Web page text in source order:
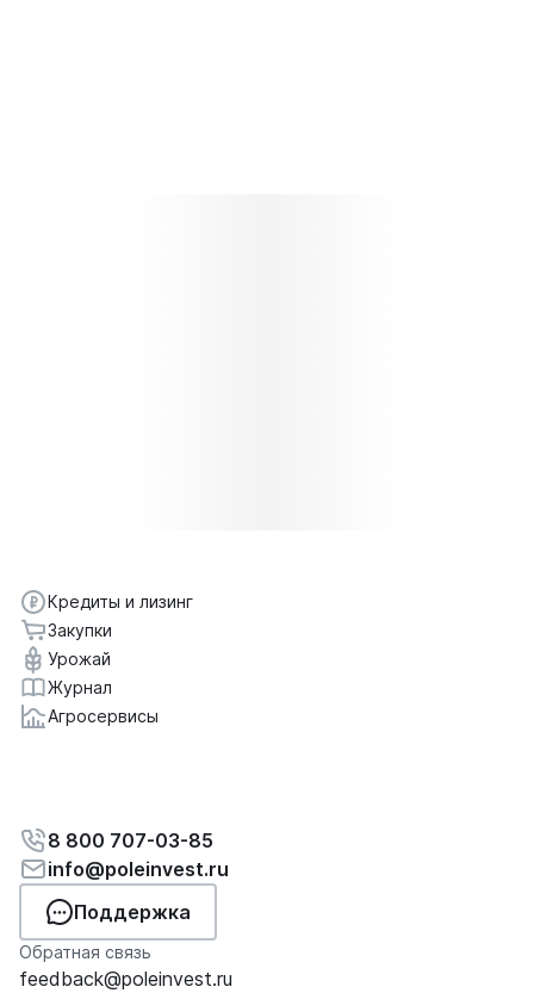
Кредиты и лизинг
Закупки
Урожай
Журнал
Агросервисы
8 800 707-03-85
info@poleinvest.ru
Поддержка
Обратная связь
feedback@poleinvest.ru